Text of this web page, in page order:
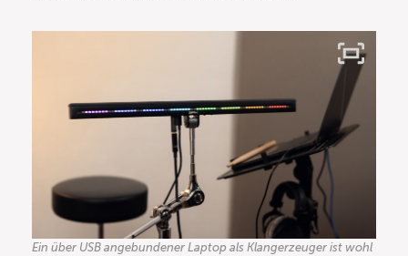
Ein über USB angebundener Laptop als Klangerzeuger ist wohl